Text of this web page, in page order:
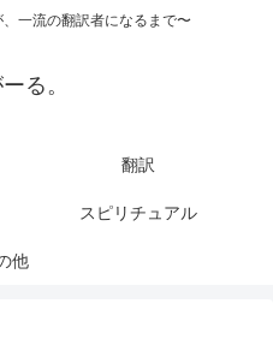
一流の翻訳者になるまで〜
る。
翻訳
スピリチュアル
他